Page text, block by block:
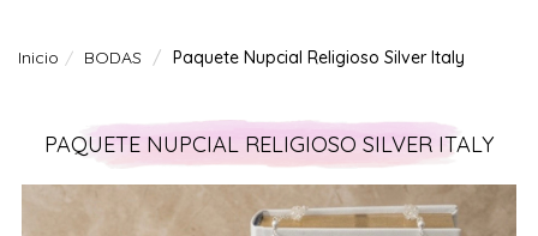
Inicio BODAS Paquete Nupcial Religioso Silver Italy
PAQUETE NUPCIAL RELIGIOSO SILVER ITALY